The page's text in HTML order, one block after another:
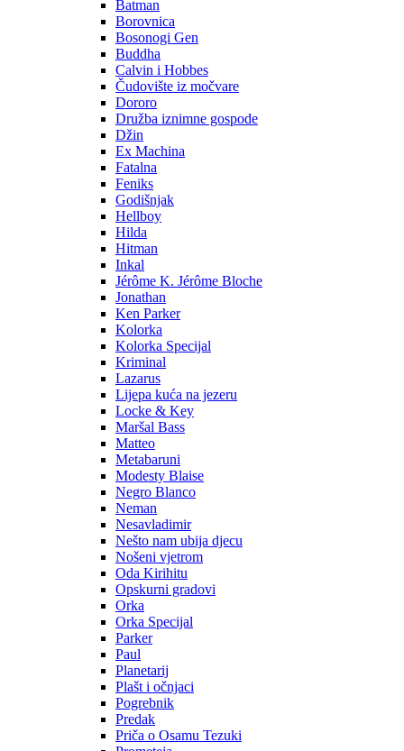
Batman
Borovnica
Bosonogi Gen
Buddha
Calvin i Hobbes
Čudovište iz močvare
Dororo
Družba iznimne gospode
Džin
Ex Machina
Fatalna
Feniks
Godišnjak
Hellboy
Hilda
Hitman
Inkal
Jérôme K. Jérôme Bloche
Jonathan
Ken Parker
Kolorka
Kolorka Specijal
Kriminal
Lazarus
Lijepa kuća na jezeru
Locke & Key
Maršal Bass
Matteo
Metabaruni
Modesty Blaise
Negro Blanco
Neman
Nesavladimir
Nešto nam ubija djecu
Nošeni vjetrom
Oda Kirihitu
Opskurni gradovi
Orka
Orka Specijal
Parker
Paul
Planetarij
Plašt i očnjaci
Pogrebnik
Predak
Priča o Osamu Tezuki